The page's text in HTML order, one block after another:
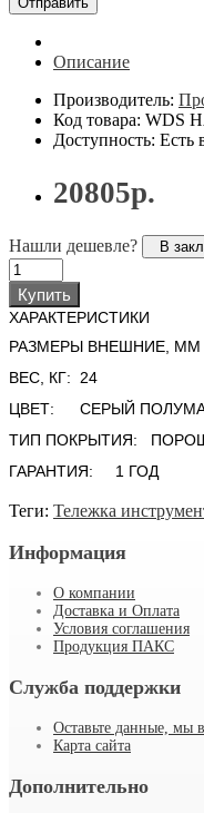
Описание
Производитель:
Код товара: WDS
Доступность: Есть
20805р.
Нашли дешевле? В
Купить
ХАРАКТЕРИСТИКИ
РАЗМЕРЫ ВНЕШНИЕ, ММ
ВЕС, КГ:
24
ЦВЕТ:
CЕРЫЙ
ТИП ПОКРЫТИЯ:
ГАРАНТИЯ:
1 ГОД
Теги: Тележка
Информация
О компании
Доставка и Оплата
Условия соглашения
Продукция ПАКС
Служба поддержки
Оставьте данные, мы
Карта сайта
Дополнительно